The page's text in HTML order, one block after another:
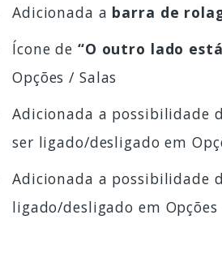
Adicionada a barra de
Ícone de “O outro lado
Opções / Salas
Adicionada a possibilidade
ser ligado/desligado em
Adicionada a possibilidade
ligado/desligado em Opções